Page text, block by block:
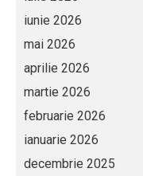
iunie 2026
mai 2026
aprilie 2026
martie 2026
februarie 2026
ianuarie 2026
decembrie 2025